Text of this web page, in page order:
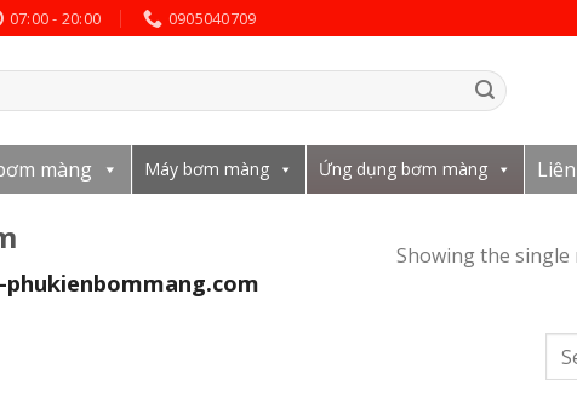
07:00 - 20:00 0905040709
màng Máy bơm màng Ứng dụng bơm màng
Showing the single
for: